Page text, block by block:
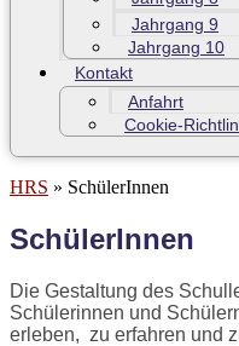
Jahrgang 9
Jahrgang 10
Kontakt
Anfahrt
Cookie-
HRS » SchülerInnen
SchülerInnen
Die Gestaltung des
Schülerinnen und
erleben, zu erfahren und